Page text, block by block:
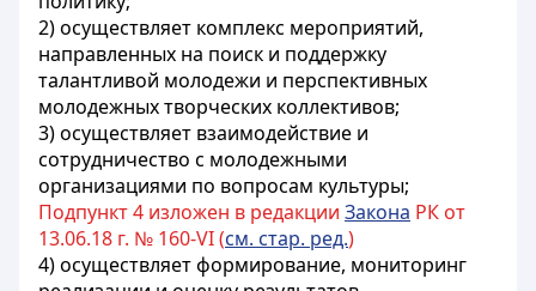
2) осуществляет комплекс мероприятий,
направленных на поиск и поддержку
талантливой молодежи и перспективных
молодежных творческих коллективов;
3) осуществляет взаимодействие и
сотрудничество с молодежными
организациями по вопросам культуры;
Подпункт 4 изложен в редакции Закона РК от
13.06.18 г. № 160-VI (см. стар. ред.)
4) осуществляет формирование, мониторинг